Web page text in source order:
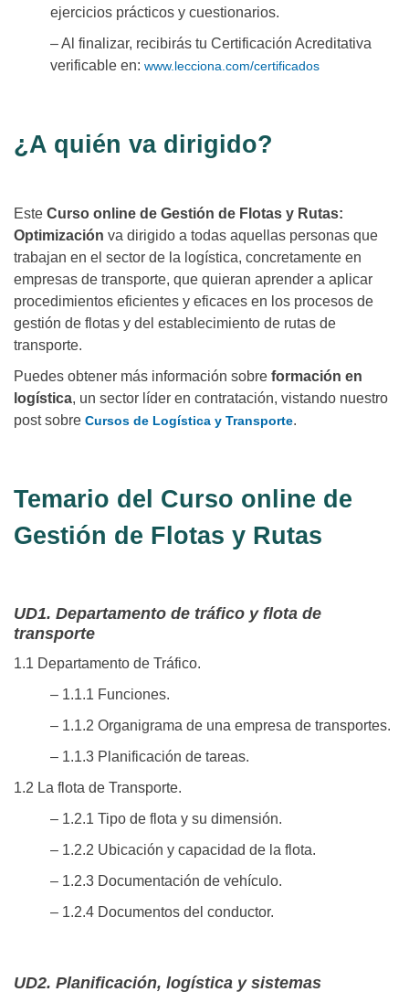
ejercicios prácticos y cuestionarios.
– Al finalizar, recibirás tu Certificación Acreditativa
verificable en: www.lecciona.com/certificados
¿A quién va dirigido?
Este Curso online de Gestión de Flotas y Rutas:
Optimización va dirigido a todas aquellas personas que
trabajan en el sector de la logística, concretamente en
empresas de transporte, que quieran aprender a aplicar
procedimientos eficientes y eficaces en los procesos de
gestión de flotas y del establecimiento de rutas de
transporte.
Puedes obtener más información sobre formación en
logística, un sector líder en contratación, vistando nuestro
post sobre Cursos de Logística y Transporte.
Temario del Curso online de
Gestión de Flotas y Rutas
UD1. Departamento de tráfico y flota de
transporte
1.1 Departamento de Tráfico.
– 1.1.1 Funciones.
– 1.1.2 Organigrama de una empresa de transportes.
– 1.1.3 Planificación de tareas.
1.2 La flota de Transporte.
– 1.2.1 Tipo de flota y su dimensión.
– 1.2.2 Ubicación y capacidad de la flota.
– 1.2.3 Documentación de vehículo.
– 1.2.4 Documentos del conductor.
UD2. Planificación, logística y sistemas